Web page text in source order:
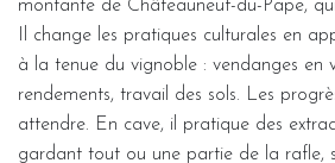
montante de Châteauneuf-du-Pape,
Il change les pratiques culturales en
à la tenue du vignoble : vendanges en
rendements, travail des sols. Les
attendre. En cave, il pratique des
gardant tout ou une partie de la rafle,